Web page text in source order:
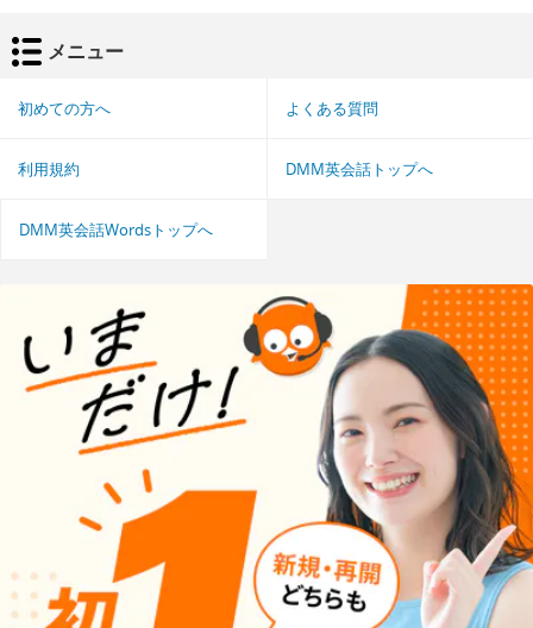
メニュー
初めての方へ よくある質問
利用規約 DMM英会話トップへ
DMM英会話Wordsトップへ